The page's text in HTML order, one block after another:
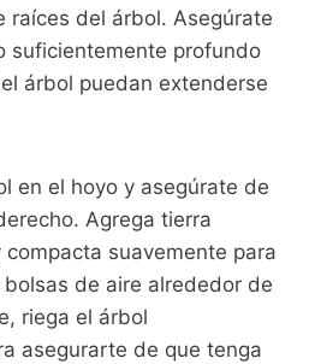
raíces del árbol. Asegúrate
suficientemente profundo
árbol puedan extenderse
en el hoyo y asegúrate de
Agrega tierra
suavemente para
de aire alrededor de
riega el árbol
asegurarte de que tenga